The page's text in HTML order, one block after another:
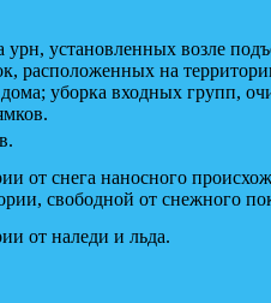
установленных возле
расположенных на
уборка входных групп,
от снега наносного
свободной от снежного
от наледи и льда.